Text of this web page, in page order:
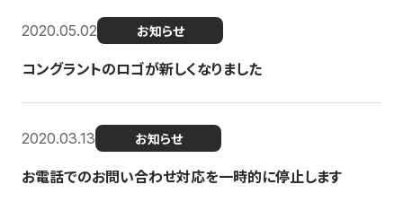
2020.05.02 お知らせ
コングラントのロゴが新しくなりました
2020.03.13 お知らせ
お電話でのお問い合わせ対応を一時的に停止します